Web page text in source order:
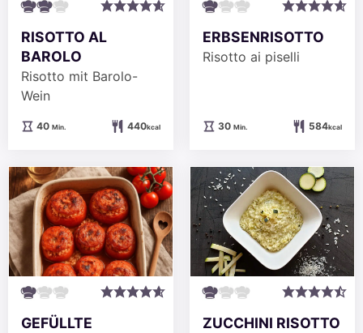
RISOTTO AL
BAROLO
Risotto mit Barolo-
Wein
40Minuten
Min. 440kcal
ERBSENRISOTTO
Risotto ai piselli
30Minuten
Min. 584kcal
GEFÜLLTE
ZUCCHINI RISOTTO